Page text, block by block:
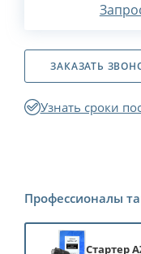
ЗАКАЗАТЬ
Узнать сроки
Профессионалы
Стартер